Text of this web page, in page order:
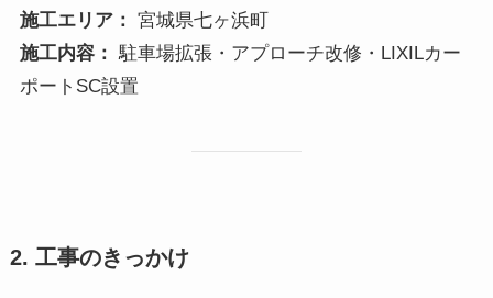
施工エリア： 宮城県七ヶ浜町
施工内容： 駐車場拡張・アプローチ改修・LIXILカー
ポートSC設置
2. 工事のきっかけ